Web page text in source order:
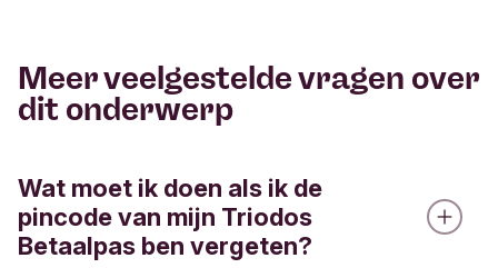
Meer veelgestelde vragen over
dit onderwerp
Wat moet ik doen als ik de
pincode van mijn Triodos
Betaalpas ben vergeten?